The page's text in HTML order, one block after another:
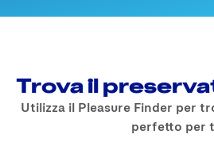
Trova il
Utilizza il Pleasure Finder per
perfetto per